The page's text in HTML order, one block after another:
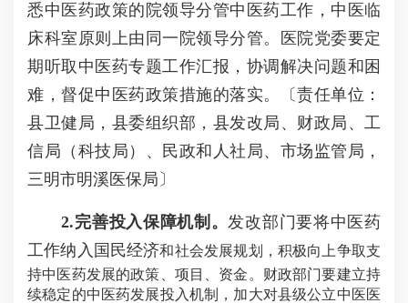
悉中医药政策的院领导分管中医药工作，中医临
床科室原则上由同一院领导分管。医院党委要定
期听取中医药专题工作汇报，协调解决问题和困
难，督促中医药政策措施的落实。〔责任单位：
县卫健局，县委组织部，县发改局、财政局、工
信局（科技局）、民政和人社局、市场监管局，
三明市明溪医保局〕
2.完善投入保障机制。发改部门要将中医药
工作纳入国民经济和社会发展规划，积极向上争取支
持中医药发展的政策、项目、资金。财政部门要建立持
续稳定的中医药发展投入机制，加大对县级公立中医医